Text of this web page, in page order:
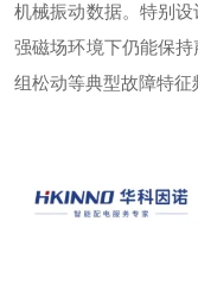
机械振动数据。特别
强磁场环境下仍能保
组松动等典型故障特征